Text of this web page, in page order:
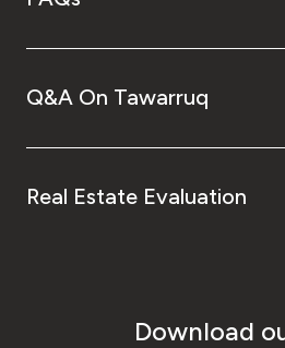
Q&A On Tawarruq
Real Estate Evaluation
Download